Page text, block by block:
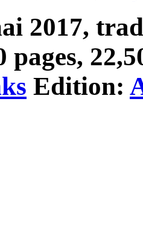
2017,
pages,
Edition: